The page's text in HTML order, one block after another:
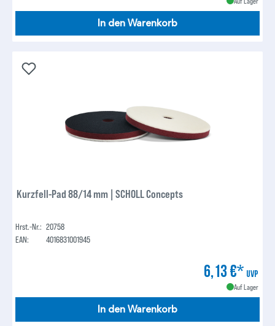
In den Warenkorb
Kurzfell-Pad 88/14 mm | SCHOLL Concepts
Hrst.-Nr.: 20758
EAN:
4016831001945
6,13 €* UVP
Auf Lager
In den Warenkorb